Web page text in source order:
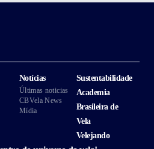
Notícias
Últimas noticias
CBVela News
Mídia
Sustentabilidade
Academia
Brasileira de
Vela
Velejando